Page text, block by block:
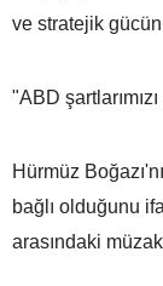
ve stratejik
"ABD
Hürmüz
bağlı olduğunu
arasındaki